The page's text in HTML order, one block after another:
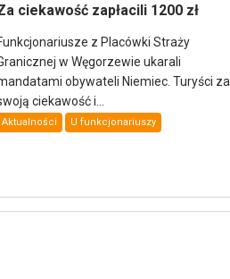
ciekawość zapłacili 1200 zł
z Placówki Straży
w Węgorzewie ukarali
obywateli Niemiec. Turyści za
ciekawość i...
Aktualności U funkcjonariuszy